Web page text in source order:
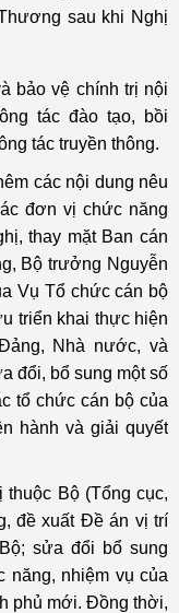
sau khi Nghị
bảo vệ chính trị nội
tác đào tạo, bồi
tác truyền thông.
các nội dung nêu
đơn vị chức năng
thay mặt Ban cán
Bộ trưởng Nguyễn
Vụ Tổ chức cán bộ
triển khai thực hiện
Nhà nước, và
đổi, bổ sung một số
tổ chức cán bộ của
hành và giải quyết
Bộ (Tổng cục,
đề xuất Đề án vị trí
sửa đổi bổ sung
năng, nhiệm vụ của
phủ mới. Đồng thời,